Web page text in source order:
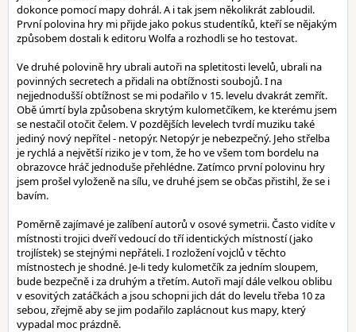
dokonce pomocí mapy dohrál. A i tak jsem několikrát zabloudil.
První polovina hry mi přijde jako pokus studentíků, kteří se nějakým
způsobem dostali k editoru Wolfa a rozhodli se ho testovat.
Ve druhé polovině hry ubrali autoři na spletitosti levelů, ubrali na
povinných secretech a přidali na obtížnosti soubojů. I na
nejjednodušší obtížnost se mi podařilo v 15. levelu dvakrát zemřít.
Obě úmrtí byla způsobena skrytým kulometčíkem, ke kterému jsem
se nestačil otočit čelem. V pozdějších levelech tvrdí muziku také
jediný nový nepřítel - netopýr. Netopýr je nebezpečný. Jeho střelba
je rychlá a největší riziko je v tom, že ho ve všem tom bordelu na
obrazovce hráč jednoduše přehlédne. Zatímco první polovinu hry
jsem prošel vyloženě na sílu, ve druhé jsem se občas přistihl, že se i
bavím.
Poměrně zajímavé je zalíbení autorů v osové symetrii. Často vidíte v
místnosti trojici dveří vedoucí do tří identických místností (jako
trojlístek) se stejnými nepřáteli. I rozložení vojclů v těchto
místnostech je shodné. Je-li tedy kulometčík za jedním sloupem,
bude bezpečně i za druhým a třetím. Autoři mají dále velkou oblibu
v esovitých zatáčkách a jsou schopni jich dát do levelu třeba 10 za
sebou, zřejmě aby se jim podařilo zaplácnout kus mapy, který
vypadal moc prázdně.